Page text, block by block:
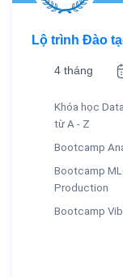
Lộ trình Đào
4 tháng
Khóa học
từ A - Z
Bootcamp
Bootcamp
Production
Bootcamp